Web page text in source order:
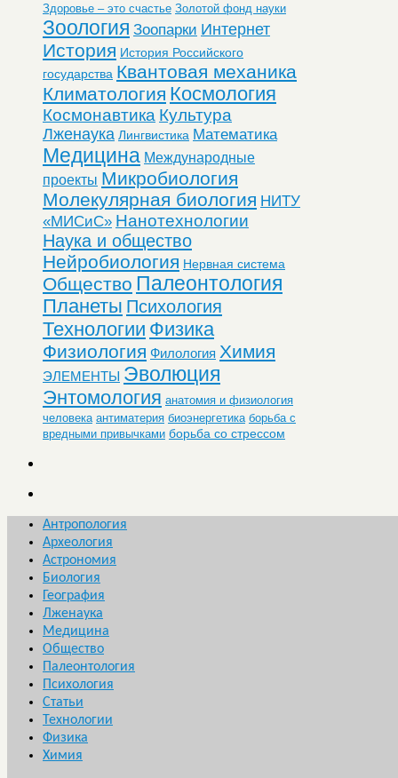
Здоровье – это счастье Золотой фонд науки
Зоология Зоопарки Интернет
История История Российского
государства Квантовая механика
Климатология Космология
Космонавтика Культура
Лженаука Лингвистика Математика
Медицина Международные
проекты Микробиология
Молекулярная биология НИТУ
«МИСиС» Нанотехнологии
Наука и общество
Нейробиология Нервная система
Общество Палеонтология
Планеты Психология
Технологии Физика
Физиология Филология Химия
ЭЛЕМЕНТЫ Эволюция
Энтомология анатомия и физиология
человека антиматерия биоэнергетика борьба с
вредными привычками борьба со стрессом
Антропология
Археология
Астрономия
Биология
География
Лженаука
Медицина
Общество
Палеонтология
Психология
Статьи
Технологии
Физика
Химия